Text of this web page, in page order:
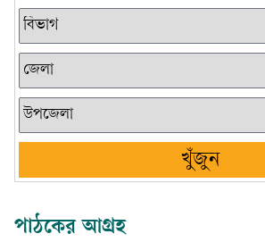
খুঁজুন
পাঠকের আগ্রহ